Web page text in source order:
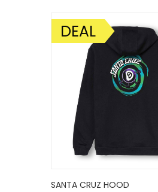
AANBIEDING!
DEAL
SANTA CRUZ HOOD